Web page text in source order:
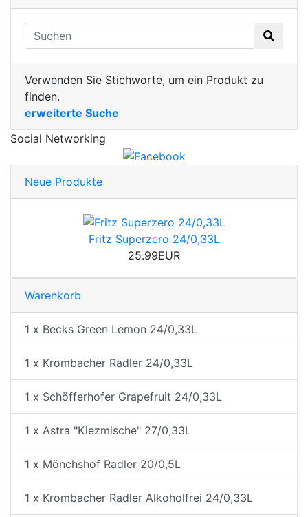
Verwenden Sie Stichworte, um ein Produkt zu
finden.
erweiterte Suche
Social Networking
Neue Produkte
Fritz Superzero 24/0,33L
25.99EUR
Warenkorb
1 x Becks Green Lemon 24/0,33L
1 x Krombacher Radler 24/0,33L
1 x Schöfferhofer Grapefruit 24/0,33L
1 x Astra "Kiezmische" 27/0,33L
1 x Mönchshof Radler 20/0,5L
1 x Krombacher Radler Alkoholfrei 24/0,33L